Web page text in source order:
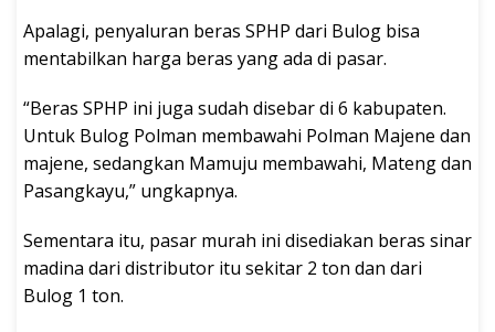
Apalagi, penyaluran beras SPHP dari Bulog bisa
mentabilkan harga beras yang ada di pasar.
“Beras SPHP ini juga sudah disebar di 6 kabupaten.
Untuk Bulog Polman membawahi Polman Majene dan
majene, sedangkan Mamuju membawahi, Mateng dan
Pasangkayu,” ungkapnya.
Sementara itu, pasar murah ini disediakan beras sinar
madina dari distributor itu sekitar 2 ton dan dari
Bulog 1 ton.